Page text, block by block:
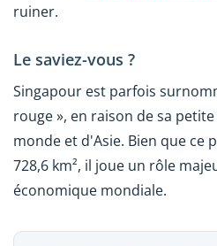
ruiner.
Le saviez-vous ?
Singapour est parfois
rouge », en raison de sa
monde et d'Asie. Bien que ce
728,6 km², il joue un rôle
économique mondiale.